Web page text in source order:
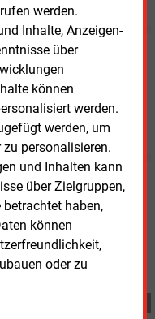
werden.
Inhalte, Anzeigen-
über
können
werden.
werden, um
personalisieren.
und Inhalten kann
über Zielgruppen,
haben,
können
oder zu
Dienstag, 4.08.2026, 09:50
Vestas
übernimmt die Leitung für
Geschäft.
Montag, 3.08.2026, 16:50
fast zwei Jahre im Voraus
Stadtwerke-
vor, wenn niemand